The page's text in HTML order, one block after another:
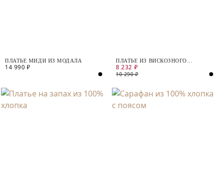
ПЛАТЬЕ МИДИ ИЗ МОДАЛА
14 990 ₽
ПЛАТЬЕ ИЗ ВИСКОЗНОГО
ТРИКОТАЖА
8 232 ₽
10 290 ₽